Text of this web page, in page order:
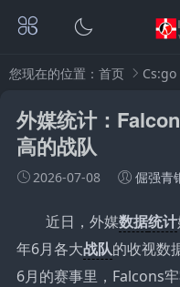
您现在的位置： 首页 Cs:go
外媒统计：
高的战队
2026-07-08 倔强青
近日，外媒数据统计
年6月各大战队的收视数
6月的赛事里，Falcons